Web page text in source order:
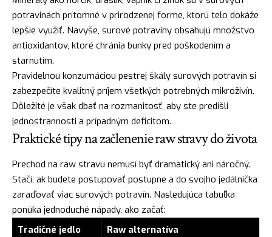
potravinách prítomné v prirodzenej forme, ktorú telo dokáže
lepšie využiť. Navyše, surové potraviny obsahujú množstvo
antioxidantov, ktoré chránia bunky pred poškodením a
starnutím.
Pravidelnou konzumáciou pestrej škály surových potravín si
zabezpečíte kvalitný príjem všetkých potrebných mikroživín.
Dôležité je však dbať na rozmanitosť, aby ste predišli
jednostrannosti a prípadným deficitom.
Praktické tipy na začlenenie raw stravy do života
Prechod na raw stravu nemusí byť dramatický ani náročný.
Stačí, ak budete postupovať postupne a do svojho jedálnička
zaraďovať viac surových potravín. Nasledujúca tabuľka
ponúka jednoduché nápady, ako začať:
Tradičné jedlo
Raw alternatíva